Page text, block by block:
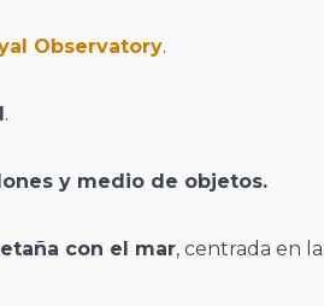
Observatory.
.
y medio de objetos.
con el mar, centrada en